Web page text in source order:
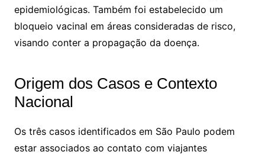
epidemiológicas. Também foi estabelecido um
bloqueio vacinal em áreas consideradas de risco,
visando conter a propagação da doença.
Origem dos Casos e Contexto
Nacional
Os três casos identificados em São Paulo podem
estar associados ao contato com viajantes